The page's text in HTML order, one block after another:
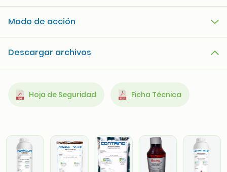
Modo de acción
Hoja de Seguridad Ficha Técnica
Descargar archivos